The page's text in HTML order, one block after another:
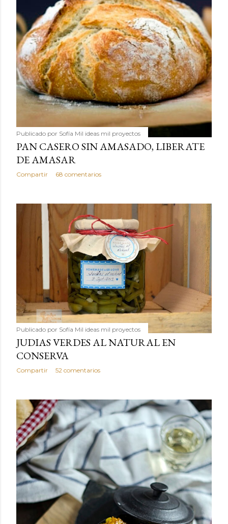
Publicado por Sofía Mil ideas mil proyectos
PAN CASERO SIN AMASADO, LIBERATE
DE AMASAR
Compartir 68 comentarios
Publicado por Sofía Mil ideas mil proyectos
JUDIAS VERDES AL NATURAL EN
CONSERVA
Compartir 52 comentarios